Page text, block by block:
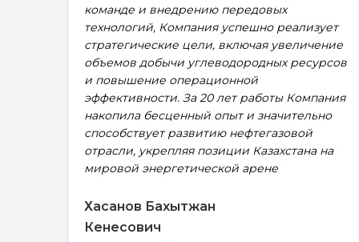
команде и внедрению передовых
технологий, Компания успешно реализует
стратегические цели, включая увеличение
объемов добычи углеводородных ресурсов
и повышение операционной
эффективности. За 20 лет работы Компания
накопила бесценный опыт и значительно
способствует развитию нефтегазовой
отрасли, укрепляя позиции Казахстана на
мировой энергетической арене
Хасанов Бахытжан
Кенесович